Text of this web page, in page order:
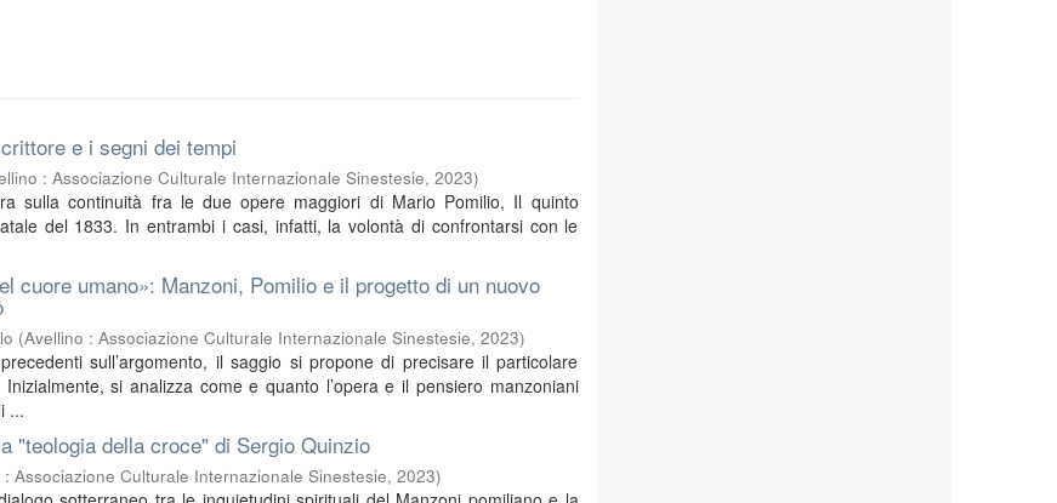
e i segni dei tempi
: Associazione Culturale Internazionale Sinestesie,2023)
sulla continuità fra le due opere maggiori di Mario Pomilio, Il quinto
del 1833. In entrambi i casi, infatti, la volontà di confrontarsi con le
cuore umano»: Manzoni, Pomilio e il progetto di un nuovo
(Avellino : Associazione Culturale Internazionale Sinestesie,2023)
sull’argomento, il saggio si propone di precisare il particolare
si analizza come e quanto l’opera e il pensiero manzoniani
...
"teologia della croce" di Sergio Quinzio
: Associazione Culturale Internazionale Sinestesie,2023)